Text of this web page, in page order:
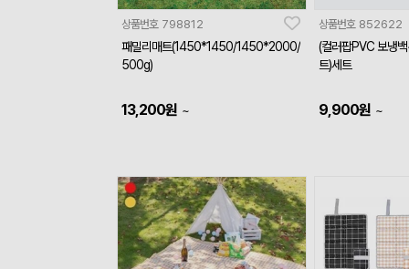
상품번호 798812
패밀리매트(1450*1450/1450*2000/
500g)
13,200원 ~
상품번호 852622
(컬러팝PVC 보냉
트)세트
9,900원 ~